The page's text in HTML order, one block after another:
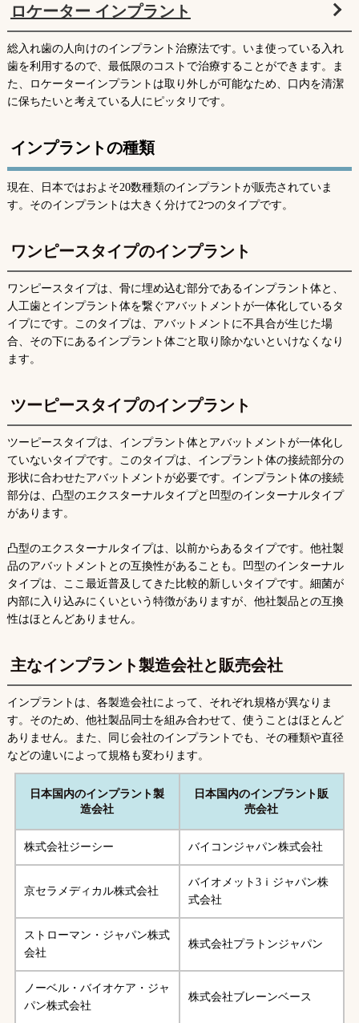
ロケーター インプラント
総入れ歯の人向けのインプラント治療法です。いま使っている入れ
歯を利用するので、最低限のコストで治療することができます。ま
た、ロケーターインプラントは取り外しが可能なため、口内を清潔
に保ちたいと考えている人にピッタリです。
インプラントの種類
現在、日本ではおよそ20数種類のインプラントが販売されていま
す。そのインプラントは大きく分けて2つのタイプです。
ワンピースタイプのインプラント
ワンピースタイプは、骨に埋め込む部分であるインプラント体と、
人工歯とインプラント体を繋ぐアバットメントが一体化しているタ
イプにです。このタイプは、アバットメントに不具合が生じた場
合、その下にあるインプラント体ごと取り除かないといけなくなり
ます。
ツーピースタイプのインプラント
ツーピースタイプは、インプラント体とアバットメントが一体化し
ていないタイプです。このタイプは、インプラント体の接続部分の
形状に合わせたアバットメントが必要です。インプラント体の接続
部分は、凸型のエクスターナルタイプと凹型のインターナルタイプ
があります。
凸型のエクスターナルタイプは、以前からあるタイプです。他社製
品のアバットメントとの互換性があることも。凹型のインターナル
タイプは、ここ最近普及してきた比較的新しいタイプです。細菌が
内部に入り込みにくいという特徴がありますが、他社製品との互換
性はほとんどありません。
主なインプラント製造会社と販売会社
インプラントは、各製造会社によって、それぞれ規格が異なりま
す。そのため、他社製品同士を組み合わせて、使うことはほとんど
ありません。また、同じ会社のインプラントでも、その種類や直径
などの違いによって規格も変わります。
日本国内のインプラント製
造会社
日本国内のインプラント販
売会社
株式会社ジーシー バイコンジャパン株式会社
京セラメディカル株式会社
バイオメット3ｉジャパン株
式会社
ストローマン・ジャパン株式
会社
株式会社プラトンジャパン
ノーベル・バイオケア・ジャ
パン株式会社
株式会社ブレーンベース